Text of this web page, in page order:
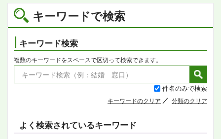
キーワードで検索
キーワード検索
複数のキーワードをスペースで区切って検索できます。
件名のみで検索
キーワードのクリア 分類のクリア
よく検索されているキーワード